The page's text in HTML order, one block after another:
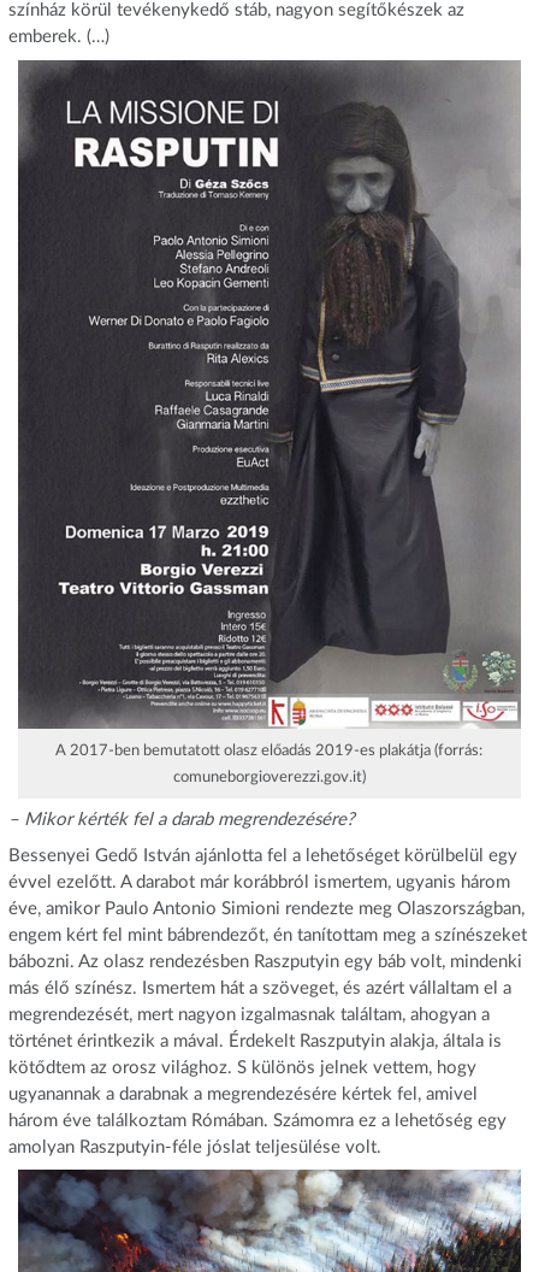
színház körül tevékenykedő stáb, nagyon segítőkészek az
emberek. (…)
A 2017-ben bemutatott olasz előadás 2019-es plakátja (forrás:
comuneborgioverezzi.gov.it)
– Mikor kérték fel a darab megrendezésére?
Bessenyei Gedő István ajánlotta fel a lehetőséget körülbelül egy
évvel ezelőtt. A darabot már korábbról ismertem, ugyanis három
éve, amikor Paulo Antonio Simioni rendezte meg Olaszországban,
engem kért fel mint bábrendezőt, én tanítottam meg a színészeket
bábozni. Az olasz rendezésben Raszputyin egy báb volt, mindenki
más élő színész. Ismertem hát a szöveget, és azért vállaltam el a
megrendezését, mert nagyon izgalmasnak találtam, ahogyan a
történet érintkezik a mával. Érdekelt Raszputyin alakja, általa is
kötődtem az orosz világhoz. S különös jelnek vettem, hogy
ugyanannak a darabnak a megrendezésére kértek fel, amivel
három éve találkoztam Rómában. Számomra ez a lehetőség egy
amolyan Raszputyin-féle jóslat teljesülése volt.